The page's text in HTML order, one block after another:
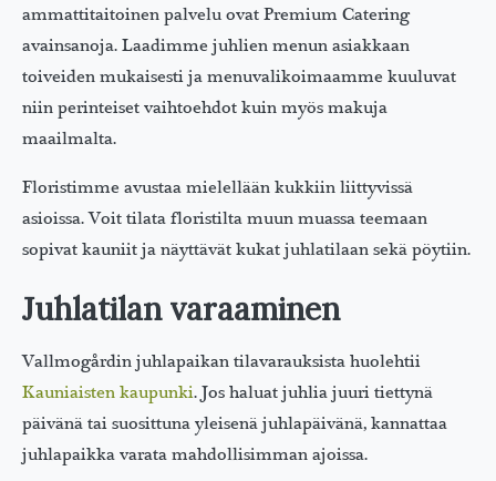
ammattitaitoinen palvelu ovat Premium Catering
avainsanoja. Laadimme juhlien menun asiakkaan
toiveiden mukaisesti ja menuvalikoimaamme kuuluvat
niin perinteiset vaihtoehdot kuin myös makuja
maailmalta.
Floristimme avustaa mielellään kukkiin liittyvissä
asioissa. Voit tilata floristilta muun muassa teemaan
sopivat kauniit ja näyttävät kukat juhlatilaan sekä pöytiin.
Juhlatilan varaaminen
Vallmogårdin juhlapaikan tilavarauksista huolehtii
Kauniaisten kaupunki. Jos haluat juhlia juuri tiettynä
päivänä tai suosittuna yleisenä juhlapäivänä, kannattaa
juhlapaikka varata mahdollisimman ajoissa.